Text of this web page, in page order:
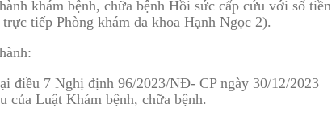
khám bệnh, chữa bệnh Hồi sức cấp cứu với số tiền
tiếp Phòng khám đa khoa Hạnh Ngọc 2).
điều 7 Nghị định 96/2023/NĐ- CP ngày 30/12/2023
của Luật Khám bệnh, chữa bệnh.